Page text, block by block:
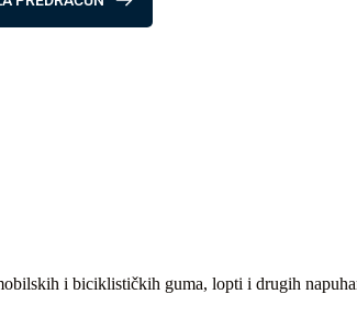
i biciklističkih guma, lopti i drugih